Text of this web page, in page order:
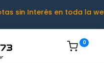
sin Interés en toda la
0